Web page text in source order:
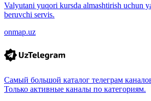
Valyutani yuqori kursda almashtirish uchun
beruvchi servis.
onmap.uz
Самый большой каталог телеграм
Только активные каналы по категориям.